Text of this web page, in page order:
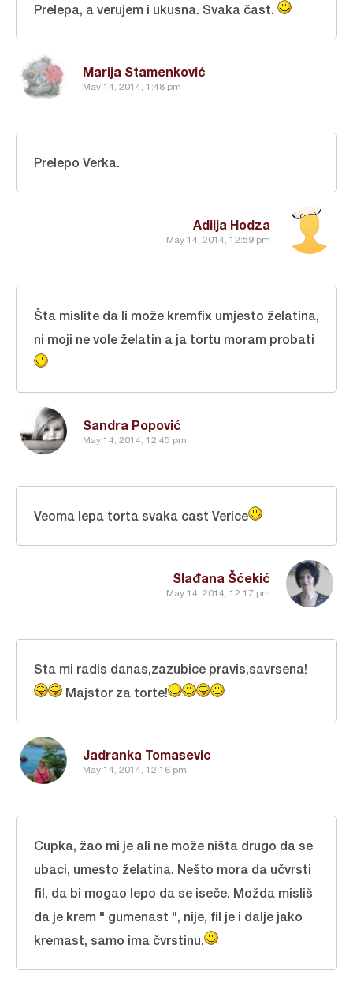
Marija Stamenković
May 14, 2014, 1:48 pm
Prelepa, a verujem i ukusna. Svaka čast.
Adilja Hodza
May 14, 2014, 12:59 pm
Prelepo Verka.
Sandra Popović
May 14, 2014, 12:45 pm
Šta mislite da li može kremfix umjesto želatina,
ni moji ne vole želatin a ja tortu moram probati
Slađana Šćekić
May 14, 2014, 12:17 pm
Veoma lepa torta svaka cast Verice
Jadranka Tomasevic
May 14, 2014, 12:16 pm
Sta mi radis danas,zazubice pravis,savrsena!
Majstor za torte!
Cupka, žao mi je ali ne može ništa drugo da se
ubaci, umesto želatina. Nešto mora da učvrsti
fil, da bi mogao lepo da se iseče. Možda misliš
da je krem " gumenast ", nije, fil je i dalje jako
kremast, samo ima čvrstinu.